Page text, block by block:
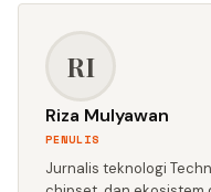
RI
Riza Mulyawan
PENULIS
Jurnalis teknologi